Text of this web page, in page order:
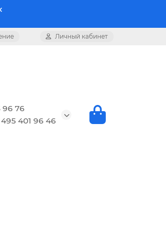
Личный кабинет
76
401 96 46